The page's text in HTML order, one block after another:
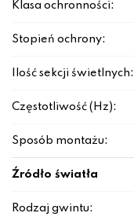
Klasa ochronności:
Stopień ochrony:
Ilość sekcji świetlnych:
Częstotliwość (Hz):
Sposób montażu:
Źródło światła
Rodzaj gwintu: